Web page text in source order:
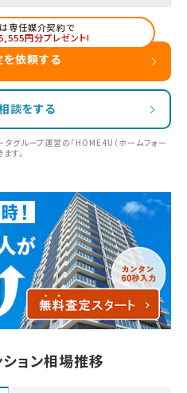
専任媒介契約で
円分プレゼント!
依頼する
談をする
グループ運営の「HOME4U（ホームフォー
す。
ョン相場推移